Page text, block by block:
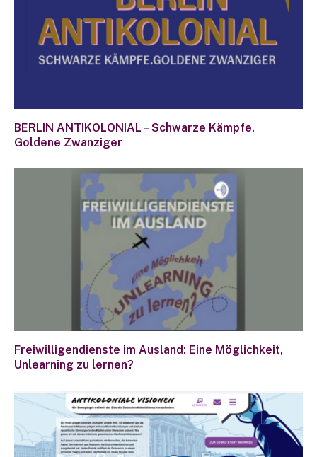
BERLIN ANTIKOLONIAL – Schwarze Kämpfe.
Goldene Zwanziger
Freiwilligendienste im Ausland: Eine Möglichkeit,
Unlearning zu lernen?